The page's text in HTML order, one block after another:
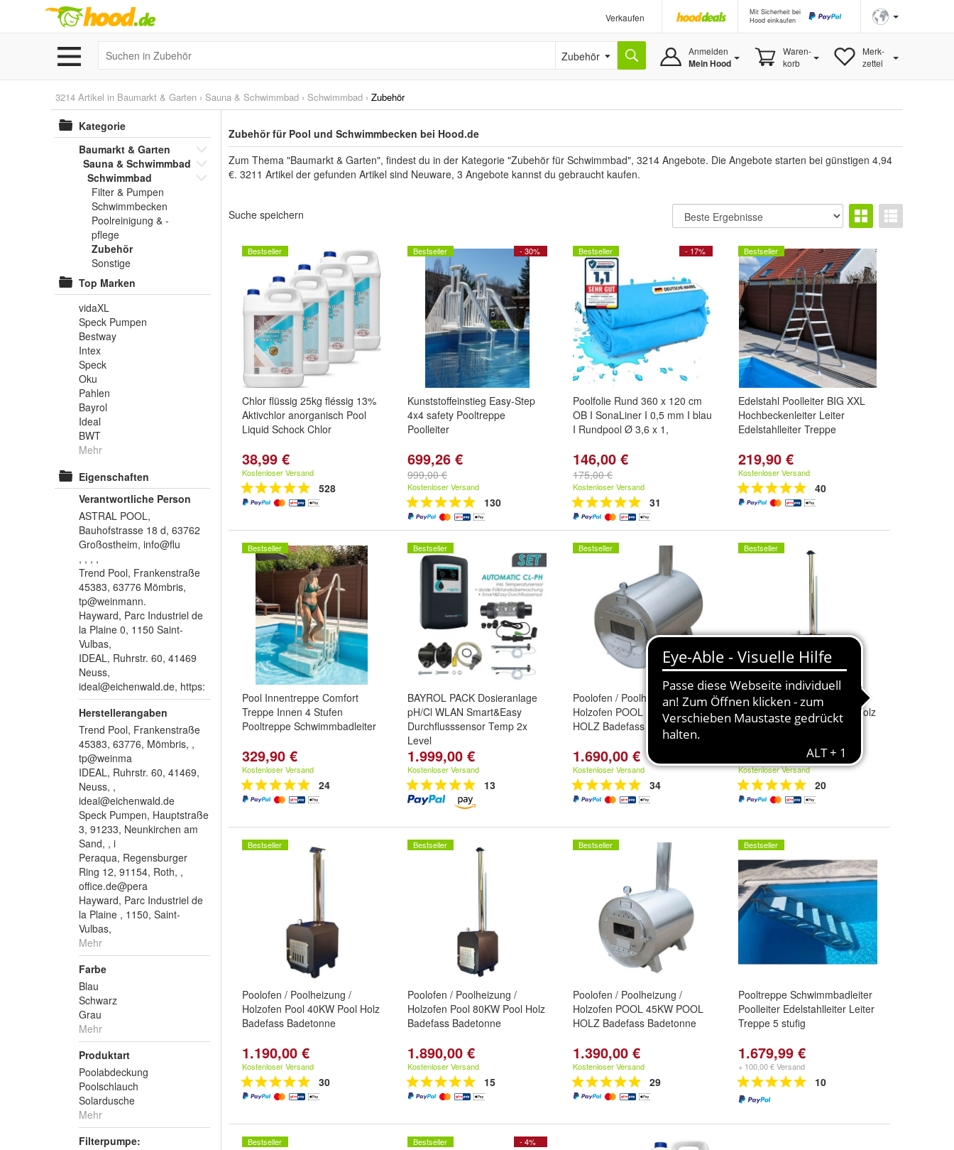
Verkaufen
Mit Sicherheit bei
Hood einkaufen
Zubehör Anmelden
Mein Hood
Waren-
korb
Merk-
zettel
3214 Artikel in Baumarkt & Garten › Sauna & Schwimmbad › Schwimmbad › Zubehör
Kategorie
Baumarkt & Garten
Sauna & Schwimmbad
Schwimmbad
Filter & Pumpen
Schwimmbecken
Poolreinigung & -
pflege
Zubehör
Sonstige
Top Marken
vidaXL
Speck Pumpen
Bestway
Intex
Speck
Oku
Pahlen
Bayrol
Ideal
BWT
Mehr
Eigenschaften
Verantwortliche Person
ASTRAL POOL,
Bauhofstrasse 18 d, 63762
Großostheim, info@flu
, , , ,
Trend Pool, Frankenstraße
45383, 63776 Mömbris,
tp@weinmann.
Hayward, Parc Industriel de
la Plaine 0, 1150 Saint-
Vulbas,
IDEAL, Ruhrstr. 60, 41469
Neuss,
ideal@eichenwald.de, https:
Herstellerangaben
Trend Pool, Frankenstraße
45383, 63776, Mömbris, ,
tp@weinma
IDEAL, Ruhrstr. 60, 41469,
Neuss, ,
ideal@eichenwald.de
Speck Pumpen, Hauptstraße
3, 91233, Neunkirchen am
Sand, , i
Peraqua, Regensburger
Ring 12, 91154, Roth, ,
office.de@pera
Hayward, Parc Industriel de
la Plaine , 1150, Saint-
Vulbas,
Mehr
Farbe
Blau
Schwarz
Grau
Mehr
Produktart
Poolabdeckung
Poolschlauch
Solardusche
Mehr
Filterpumpe:
Zubehör für Pool und Schwimmbecken bei Hood.de
Zum Thema "Baumarkt & Garten", findest du in der Kategorie "Zubehör für Schwimmbad", 3214 Angebote. Die Angebote starten bei günstigen 4,94
€. 3211 Artikel der gefunden Artikel sind Neuware, 3 Angebote kannst du gebraucht kaufen.
Suche speichern
Bestseller
Chlor flüssig 25kg fléssig 13%
Aktivchlor anorganisch Pool
Liquid Schock Chlor
38,99 €
Kostenloser Versand
528
- 30%
Bestseller
Kunststoffeinstieg Easy-Step
4x4 safety Pooltreppe
Poolleiter
699,26 €
999,00 €
Kostenloser Versand
130
- 17%
Bestseller
Poolfolie Rund 360 x 120 cm
OB I SonaLiner I 0,5 mm I blau
I Rundpool Ø 3,6 x 1,
146,00 €
175,00 €
Kostenloser Versand
31
Bestseller
Edelstahl Poolleiter BIG XXL
Hochbeckenleiter Leiter
Edelstahlleiter Treppe
219,90 €
Kostenloser Versand
40
Bestseller
Pool Innentreppe Comfort
Treppe Innen 4 Stufen
Pooltreppe Schwimmbadleiter
329,90 €
Kostenloser Versand
24
Bestseller
BAYROL PACK Dosieranlage
pH/Cl WLAN Smart&Easy
Durchflusssensor Temp 2x
Level
1.999,00 €
Kostenloser Versand
13
Bestseller
Poolofen / Poolheizung /
Holzofen POOL 65KW POOL
HOLZ Badefass Badetonne
1.690,00 €
Kostenloser Versand
34
Bestseller
Poolofen / Poolheizung /
Holzofen Pool 60KW Pool Holz
Badefass Badetonne
Kostenloser Versand
20
Bestseller
Poolofen / Poolheizung /
Holzofen Pool 40KW Pool Holz
Badefass Badetonne
1.190,00 €
Kostenloser Versand
30
Bestseller
Poolofen / Poolheizung /
Holzofen Pool 80KW Pool Holz
Badefass Badetonne
1.890,00 €
Kostenloser Versand
15
Bestseller
Poolofen / Poolheizung /
Holzofen POOL 45KW POOL
HOLZ Badefass Badetonne
1.390,00 €
Kostenloser Versand
29
Bestseller
Pooltreppe Schwimmbadleiter
Poolleiter Edelstahlleiter Leiter
Treppe 5 stufig
1.679,99 €
+ 100,00 € Versand
10
Bestseller - 4%
Bestseller